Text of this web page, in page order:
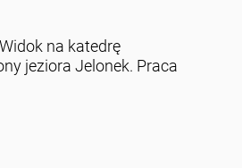
na katedrę
jeziora Jelonek. Praca